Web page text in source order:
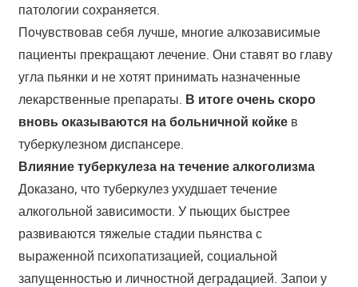
патологии сохраняется.
Почувствовав себя лучше, многие алкозависимые
пациенты прекращают лечение. Они ставят во главу
угла пьянки и не хотят принимать назначенные
лекарственные препараты. В итоге очень скоро
вновь оказываются на больничной койкев
туберкулезном диспансере.
Влияние туберкулеза на течение алкоголизма
Доказано, что туберкулез ухудшает течение
алкогольной зависимости. У пьющих быстрее
развиваются тяжелые стадии пьянства с
выраженной психопатизацией, социальной
запущенностью и личностной деградацией. Запои у